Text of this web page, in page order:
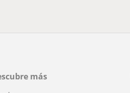
más